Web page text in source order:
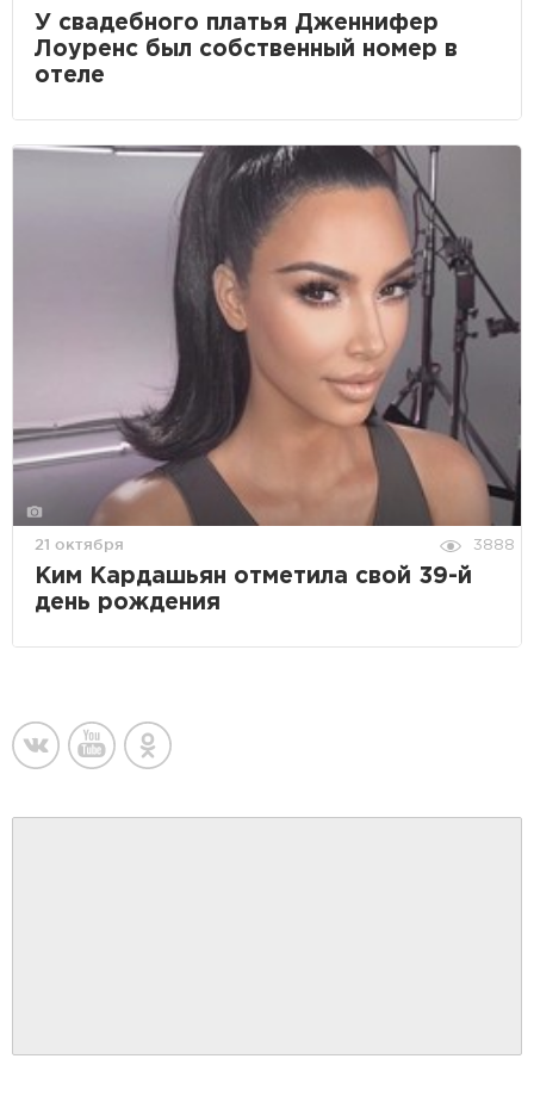
У свадебного платья Дженнифер
Лоуренс был собственный номер в
отеле
21 октября 3888
Ким Кардашьян отметила свой 39-й
день рождения